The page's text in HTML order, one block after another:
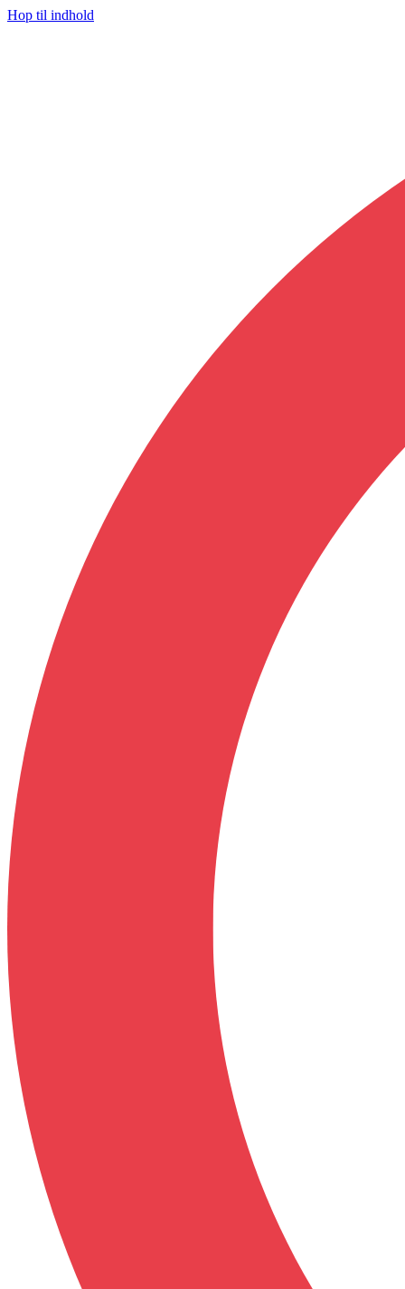
Hop til indhold